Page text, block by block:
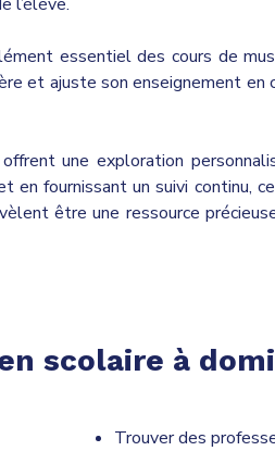
essentiel des cours de
et ajuste son enseignement en
une exploration
fournissant un suivi continu,
être une ressource
scolaire à
Trouver des